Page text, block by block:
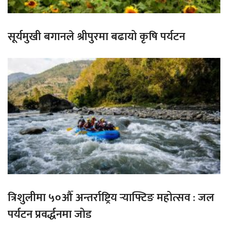
सूर्यमुखी बगानले श्रीपुरमा बढायो कृषि पर्यटन
त्रिशुलीमा ५०औँ अन्तर्राष्ट्रिय र्‍याफ्टिङ महोत्सव : जल
पर्यटन प्रवर्द्धनमा जोड